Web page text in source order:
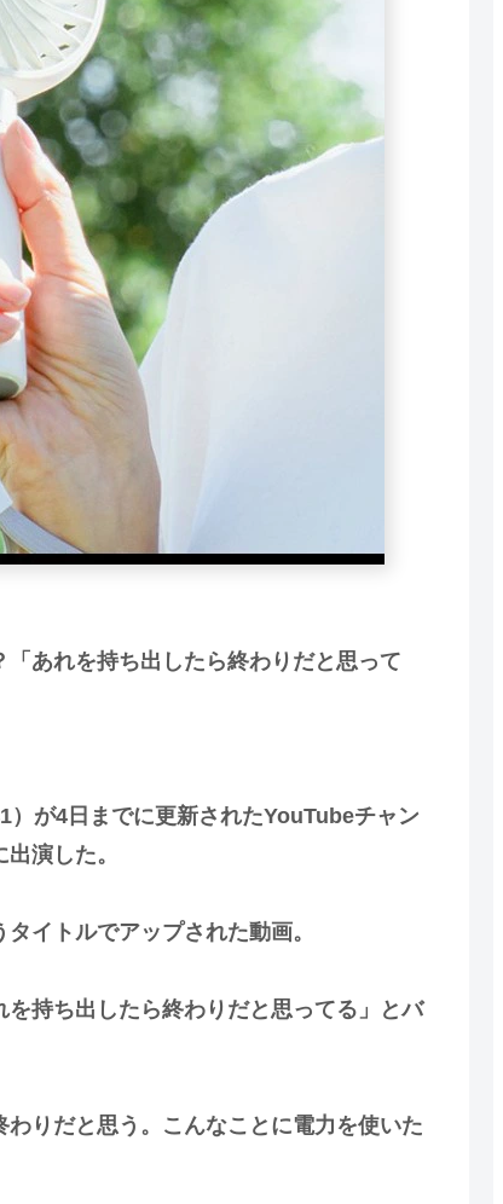
あれを持ち出したら終わりだと思って
が4日までに更新されたYouTubeチャン
演した。
イトルでアップされた動画。
持ち出したら終わりだと思ってる」とバ
りだと思う。こんなことに電力を使いた